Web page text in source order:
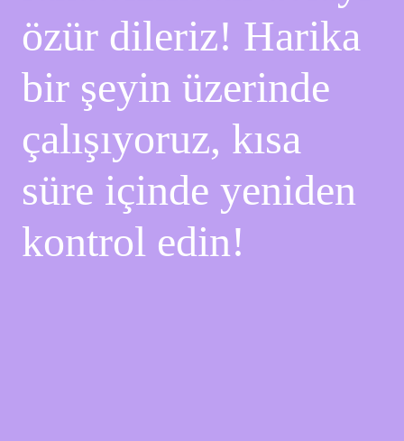
özür dileriz! Harika
bir şeyin üzerinde
çalışıyoruz, kısa
süre içinde yeniden
kontrol edin!